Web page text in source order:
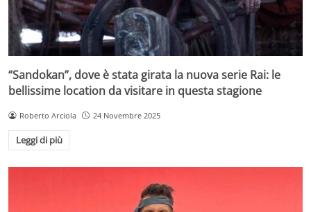
“Sandokan”, dove è stata girata la nuova serie Rai: le
bellissime location da visitare in questa stagione
Roberto Arciola 24 Novembre 2025
Leggi di più